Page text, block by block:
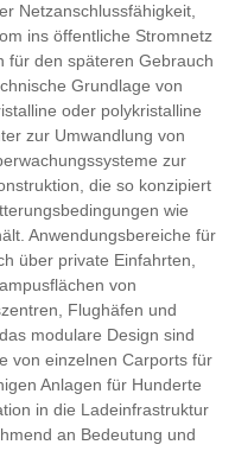
Netzanschlussfähigkeit,
ins öffentliche Stromnetz
für den späteren Gebrauch
Grundlage von
oder polykristalline
zur Umwandlung von
zur
die so konzipiert
wie
Anwendungsbereiche für
über private Einfahrten,
von
Flughäfen und
modulare Design sind
von einzelnen Carports für
Anlagen für Hunderte
in die Ladeinfrastruktur
an Bedeutung und